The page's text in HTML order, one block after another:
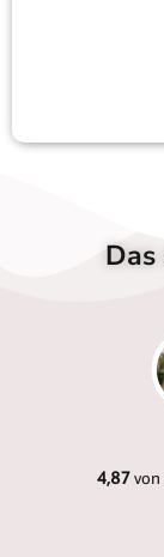
Das
4,87von